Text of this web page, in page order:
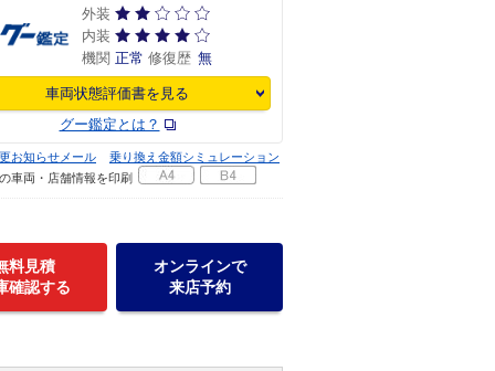
外装
内装
機関 正常 修復歴 無
車両状態評価書を見る
グー鑑定とは？
お知らせメール
乗り換え金額シミュレーション
車両・店舗情報を印刷
料見積
確認する
オンラインで
来店予約